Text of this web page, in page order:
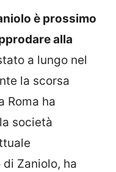
è prossimo
alla
a lungo nel
la scorsa
Roma ha
società
Zaniolo, ha